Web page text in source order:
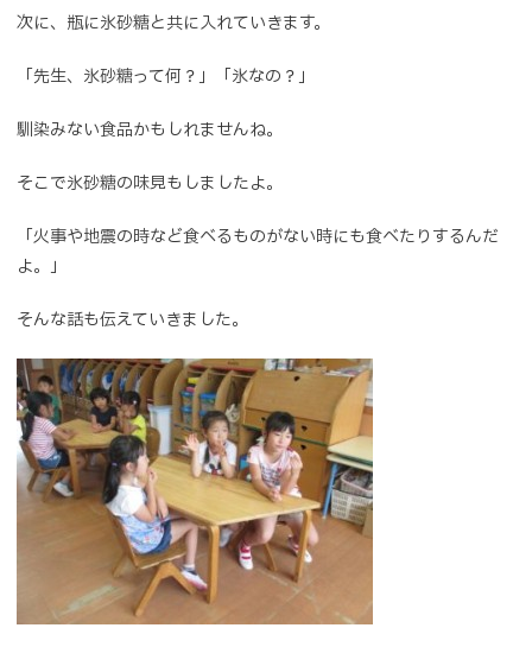
次に、瓶に氷砂糖と共に入れていきます。
「先生、氷砂糖って何？」「氷なの？」
馴染みない食品かもしれませんね。
そこで氷砂糖の味見もしましたよ。
「火事や地震の時など食べるものがない時にも食べたりするんだ
よ。」
そんな話も伝えていきました。